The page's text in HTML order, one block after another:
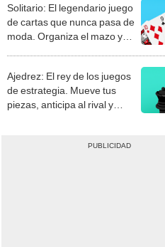
Solitario: El legendario juego
de cartas que nunca pasa de
moda. Organiza el mazo y
Ajedrez: El rey de los juegos
de estrategia. Mueve tus
piezas, anticipa al rival y